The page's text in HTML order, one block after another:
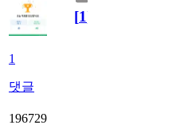
1
댓글
[1]
196729